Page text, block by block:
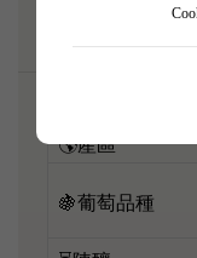
🌎產區
🍇葡萄品種